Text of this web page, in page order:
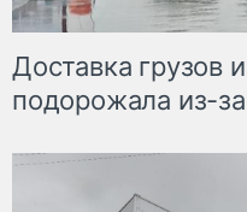
Доставка грузов
подорожала из-